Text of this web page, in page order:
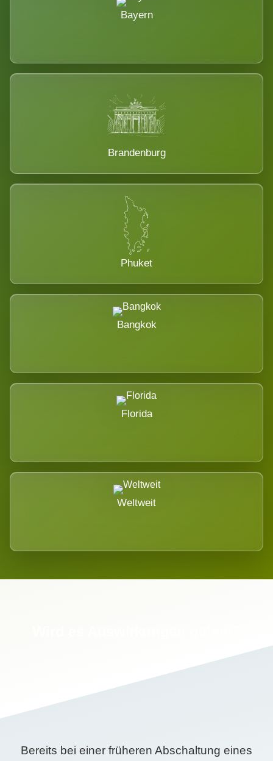
Bayern
Brandenburg
Phuket
Bangkok
Florida
Weltweit
Bereits bei einer früheren Abschaltung eines